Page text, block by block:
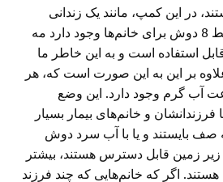
اینجا به طور متداول فقط 8 دوش برای خانم‌ها وجود دارد مه
2 عدد آن قابل استفاده است و به این خاطر ما
بر این به این صورت است که، هر
شب برای 2 ساعت آب گرم وجود دارد. این وضع
و خانم‌های بیمار بسیار
صف بایستند و یا با آب سرد دوش
زمین قابل دسترس هستند، بیشتر
اگر که خانم‌هایی که چند فرزند